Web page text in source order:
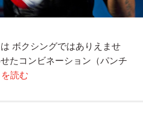
ボクシングではありえませ
たコンビネーション（パンチ
読む